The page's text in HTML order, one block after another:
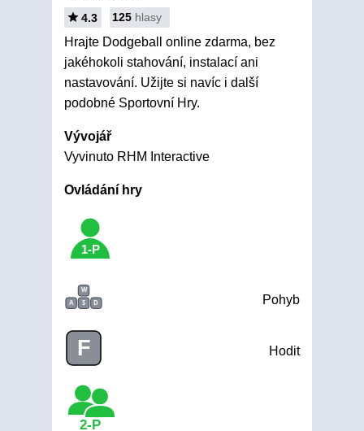
4.3 125 hlasy
Hrajte Dodgeball online zdarma, bez
jakéhokoli stahování, instalací ani
nastavování. Užijte si navíc i další
podobné Sportovní Hry.
Vývojář
Vyvinuto RHM Interactive
Ovládání hry
1-P
W
A
S D Pohyb
F Hodit
2-P